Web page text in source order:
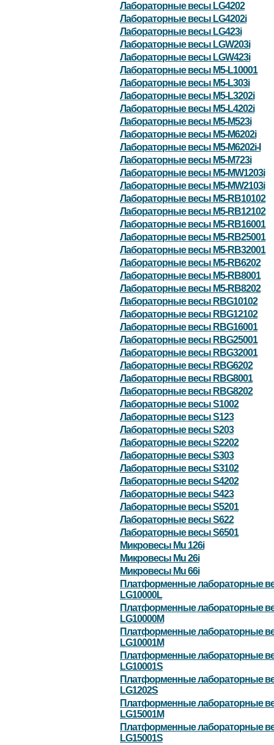
Лабораторные весы LG4202
Лабораторные весы LG4202i
Лабораторные весы LG423i
Лабораторные весы LGW203i
Лабораторные весы LGW423i
Лабораторные весы M5-L10001
Лабораторные весы M5-L303i
Лабораторные весы M5-L3202i
Лабораторные весы M5-L4202i
Лабораторные весы M5-M523i
Лабораторные весы M5-M6202i
Лабораторные весы M5-M6202i-I
Лабораторные весы M5-M723i
Лабораторные весы M5-MW1203i
Лабораторные весы M5-MW2103i
Лабораторные весы M5-RB10102
Лабораторные весы M5-RB12102
Лабораторные весы M5-RB16001
Лабораторные весы M5-RB25001
Лабораторные весы M5-RB32001
Лабораторные весы M5-RB6202
Лабораторные весы M5-RB8001
Лабораторные весы M5-RB8202
Лабораторные весы RBG10102
Лабораторные весы RBG12102
Лабораторные весы RBG16001
Лабораторные весы RBG25001
Лабораторные весы RBG32001
Лабораторные весы RBG6202
Лабораторные весы RBG8001
Лабораторные весы RBG8202
Лабораторные весы S1002
Лабораторные весы S123
Лабораторные весы S203
Лабораторные весы S2202
Лабораторные весы S303
Лабораторные весы S3102
Лабораторные весы S4202
Лабораторные весы S423
Лабораторные весы S5201
Лабораторные весы S622
Лабораторные весы S6501
Микровесы Mu 126i
Микровесы Mu 26i
Микровесы Mu 66i
Платформенные лабораторные
LG10000L
Платформенные лабораторные
LG10000M
Платформенные лабораторные
LG10001M
Платформенные лабораторные
LG10001S
Платформенные лабораторные
LG1202S
Платформенные лабораторные
LG15001M
Платформенные лабораторные
LG15001S